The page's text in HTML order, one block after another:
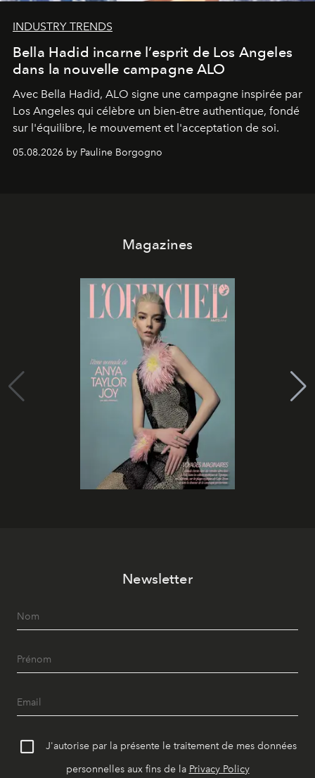
INDUSTRY TRENDS
Bella Hadid incarne l’esprit de Los Angeles
dans la nouvelle campagne ALO
Avec Bella Hadid, ALO signe une campagne inspirée par
Los Angeles qui célèbre un bien-être authentique, fondé
sur l'équilibre, le mouvement et l'acceptation de soi.
05.08.2026 by Pauline Borgogno
Magazines
Newsletter
J'autorise par la présente le traitement de mes données
personnelles aux fins de la Privacy Policy